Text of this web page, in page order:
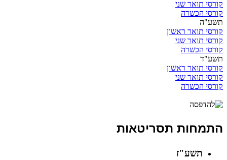
קורסי תואר שני
קורסי הכשרה
תשע"ה
קורסי תואר ראשון
קורסי תואר שני
קורסי הכשרה
תשע"ד
קורסי תואר ראשון
קורסי תואר שני
קורסי הכשרה
התמחות תסריטאות
תשע"ז